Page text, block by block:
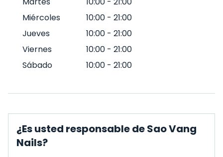
Miércoles
10:00 - 21:00
Jueves
10:00 - 21:00
Viernes
10:00 - 21:00
Sábado
10:00 - 21:00
¿Es usted responsable de Sao Vang
Nails?